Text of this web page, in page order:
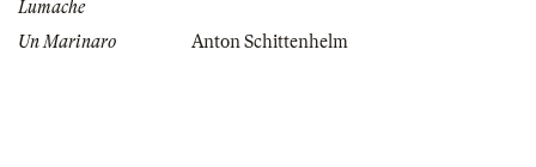
Lumache
Un Marinaro Anton Schittenhelm